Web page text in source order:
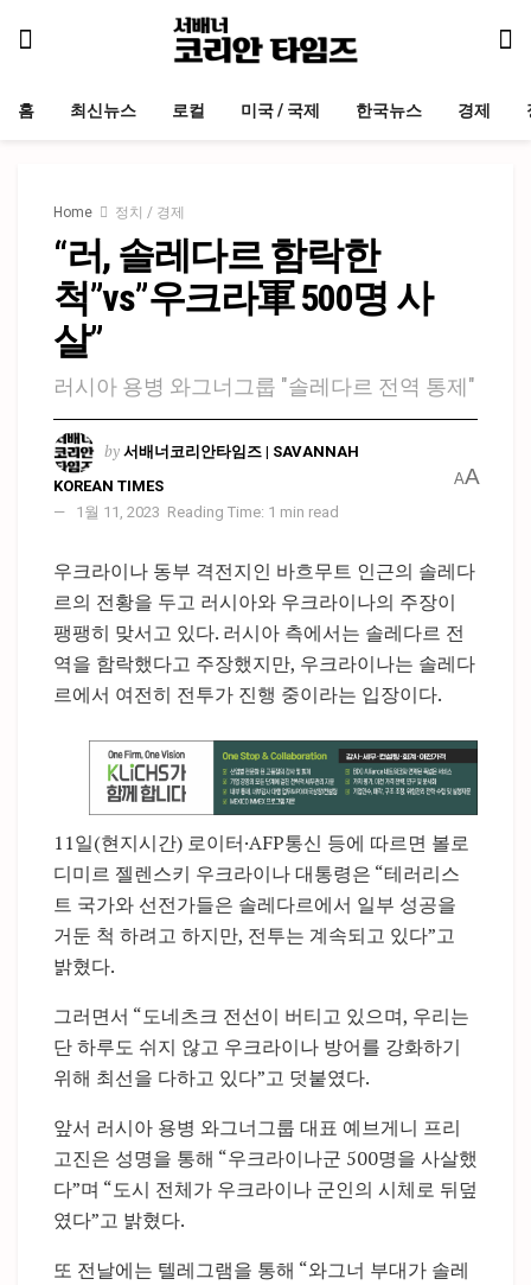
홈 최신뉴스 로컬 미국 / 국제 한국뉴스 경제
Home 정치 / 경제
“러, 솔레다르 함락한
척”vs”우크라軍 500명 사
살”
러시아 용병 와그너그룹 "솔레다르 전역 통제"
by 서배너코리안타임즈 | SAVANNAH
KOREAN TIMES
1월 11, 2023 Reading Time: 1 min read
AA
우크라이나 동부 격전지인 바흐무트 인근의 솔레다
르의 전황을 두고 러시아와 우크라이나의 주장이
팽팽히 맞서고 있다. 러시아 측에서는 솔레다르 전
역을 함락했다고 주장했지만, 우크라이나는 솔레다
르에서 여전히 전투가 진행 중이라는 입장이다.
11일(현지시간) 로이터·AFP통신 등에 따르면 볼로
디미르 젤렌스키 우크라이나 대통령은 “테러리스
트 국가와 선전가들은 솔레다르에서 일부 성공을
거둔 척 하려고 하지만, 전투는 계속되고 있다”고
밝혔다.
그러면서 “도네츠크 전선이 버티고 있으며, 우리는
단 하루도 쉬지 않고 우크라이나 방어를 강화하기
위해 최선을 다하고 있다”고 덧붙였다.
앞서 러시아 용병 와그너그룹 대표 예브게니 프리
고진은 성명을 통해 “우크라이나군 500명을 사살했
다”며 “도시 전체가 우크라이나 군인의 시체로 뒤덮
였다”고 밝혔다.
또 전날에는 텔레그램을 통해 “와그너 부대가 솔레